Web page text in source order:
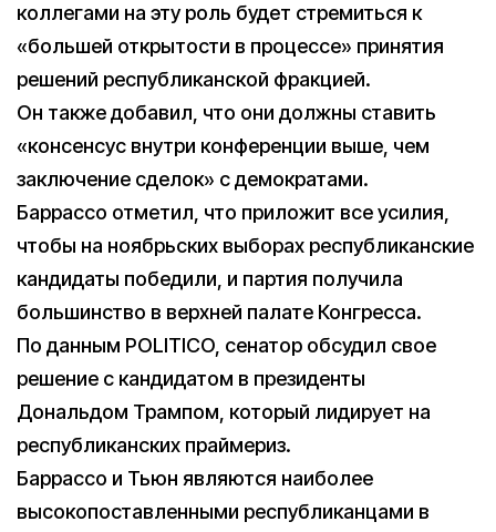
коллегами на эту роль будет стремиться к
«большей открытости в процессе» принятия
решений республиканской фракцией.
Он также добавил, что они должны ставить
«консенсус внутри конференции выше, чем
заключение сделок» с демократами.
Баррассо отметил, что приложит все усилия,
чтобы на ноябрьских выборах республиканские
кандидаты победили, и партия получила
большинство в верхней палате Конгресса.
По данным POLITICO, сенатор обсудил свое
решение с кандидатом в президенты
Дональдом Трампом, который лидирует на
республиканских праймериз.
Баррассо и Тьюн являются наиболее
высокопоставленными республиканцами в